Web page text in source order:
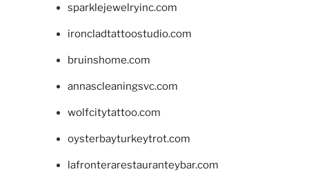
sparklejewelryinc.com
ironcladtattoostudio.com
bruinshome.com
annascleaningsvc.com
wolfcitytattoo.com
oysterbayturkeytrot.com
lafronterarestauranteybar.com